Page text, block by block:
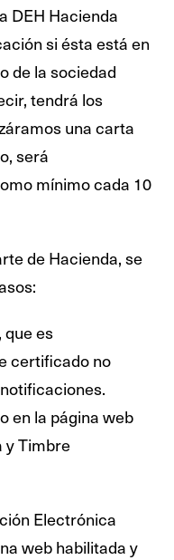
DEH Hacienda
si ésta está en
de la sociedad
tendrá los
una carta
será
mínimo cada 10
de Hacienda, se
es
certificado no
en la página web
y Timbre
Electrónica
web habilitada y